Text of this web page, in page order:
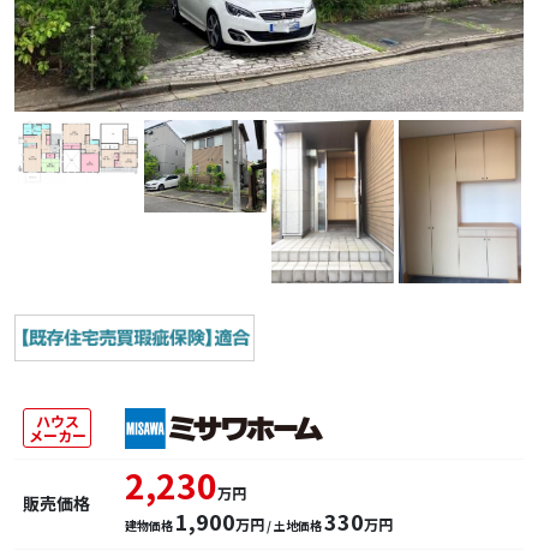
ハウス
メーカー
販売価格 2,230万円
建物価格 1,900万円 / 土地価格330万円